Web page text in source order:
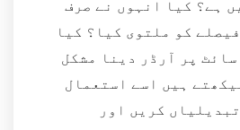
ہے؟ کیا انہوں نے صرف
کو ملتوی کیا؟ کیا
پر آرڈر دینا مشکل
ہیں اسے استعمال
کریں اور